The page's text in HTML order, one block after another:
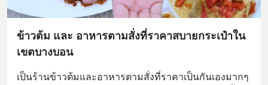
ข้าวต้ม และ อาหารตามสั่งที่ราคาสบายกระเป๋าใน
เขตบางบอน
เป็นร้านข้าวต้มและอาหารตามสั่งที่ราคาเป็นกันเองมากๆ